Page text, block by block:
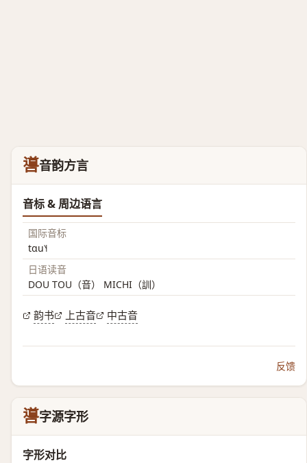
噵音韵方言
音标 & 周边语言
国际音标
tɑu˥˧
日语读音
DOU TOU（音） MICHI（訓）
韵书 上古音 中古音
反馈
噵字源字形
字形对比